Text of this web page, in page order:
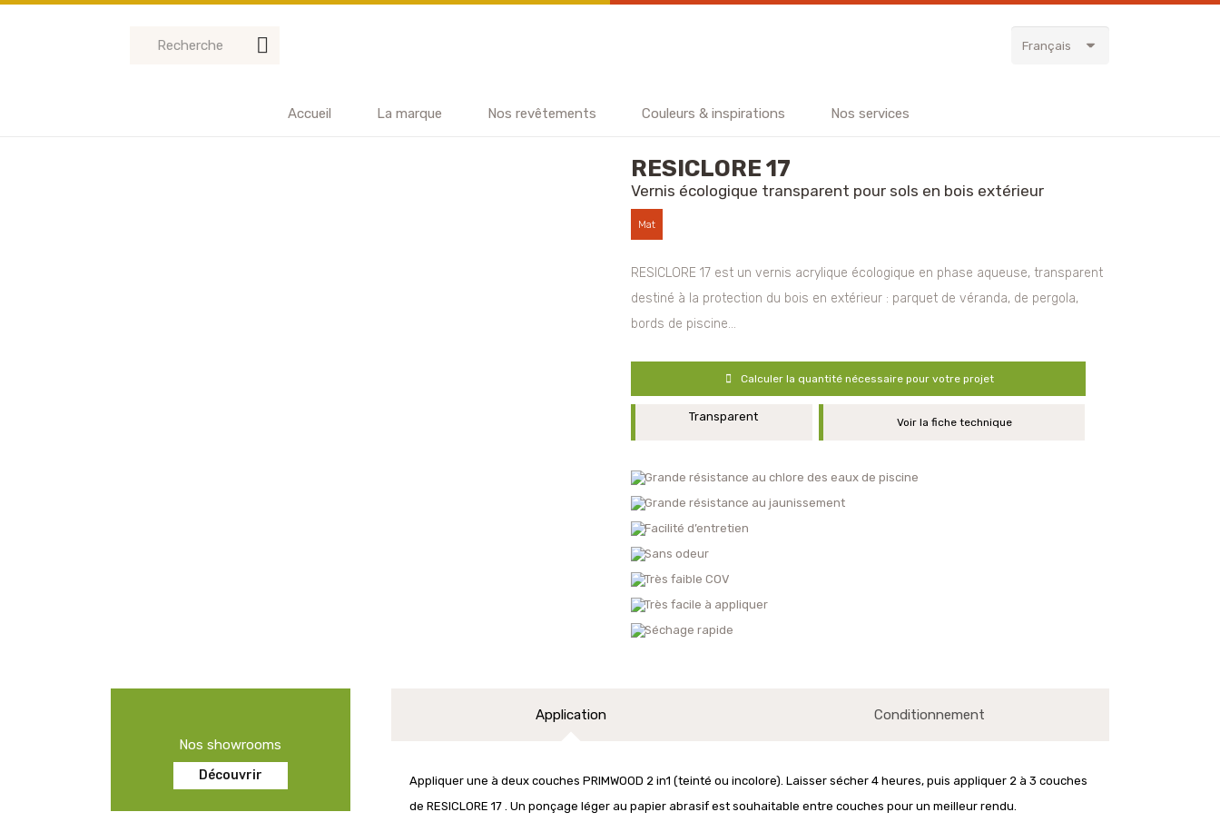
Français
Accueil La marque Nos revêtements Couleurs & inspirations Nos services
RESICLORE 17
Vernis écologique transparent pour sols en bois extérieur
Mat
RESICLORE 17 est un vernis acrylique écologique en phase aqueuse, transparent
destiné à la protection du bois en extérieur : parquet de véranda, de pergola,
bords de piscine…
Calculer la quantité nécessaire pour votre projet
Transparent Voir la fiche technique
Grande résistance au chlore des eaux de piscine
Grande résistance au jaunissement
Facilité d’entretien
Sans odeur
Très faible COV
Très facile à appliquer
Séchage rapide
Nos showrooms
Découvrir
Application Conditionnement
Appliquer une à deux couches PRIMWOOD 2 in1 (teinté ou incolore). Laisser sécher 4 heures, puis appliquer 2 à 3 couches
de RESICLORE 17 . Un ponçage léger au papier abrasif est souhaitable entre couches pour un meilleur rendu.